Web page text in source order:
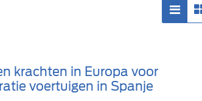
krachten in Europa voor
voertuigen in Spanje